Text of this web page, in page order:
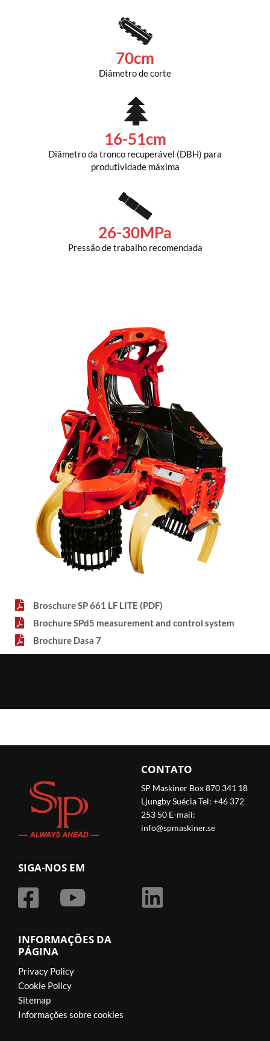
70cm
Diâmetro de corte
16-51cm
Diâmetro da tronco recuperável (DBH) para
produtividade máxima
26-30MPa
Pressão de trabalho recomendada
Broschure SP 661 LF LITE (PDF)
Brochure SPd5 measurement and control system
Brochure Dasa 7
CONTATO
SP Maskiner Box 870 341 18
Ljungby Suécia Tel: +46 372
253 50 E-mail:
info@spmaskiner.se
SIGA-NOS EM
INFORMAÇÕES DA
PÁGINA
Privacy Policy
Cookie Policy
Sitemap
Informações sobre cookies